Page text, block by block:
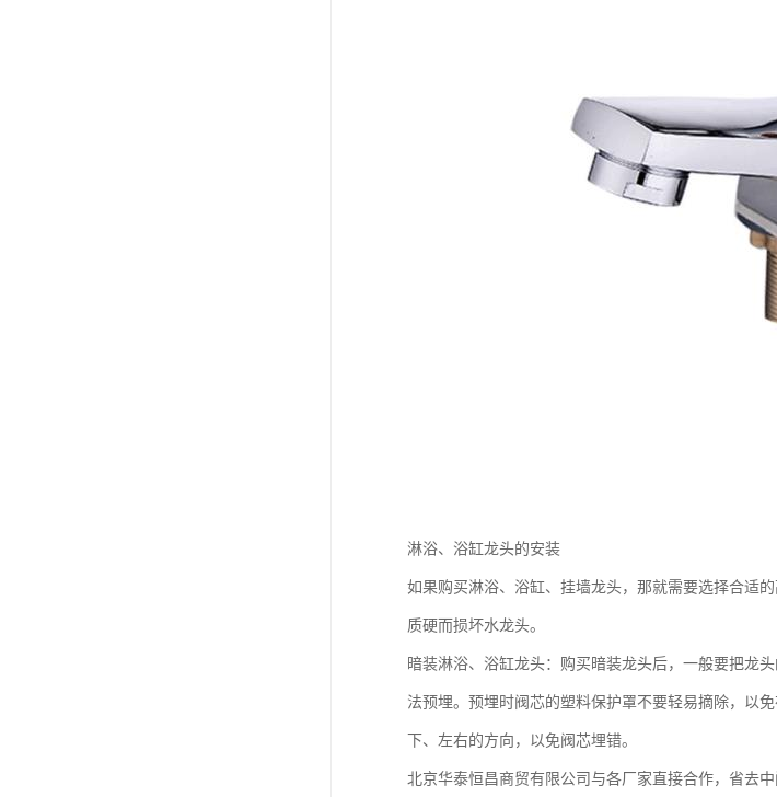
淋浴、浴缸龙头的安装
如果购买淋浴、浴缸、挂墙龙头，那就需要选择合适
质硬而损坏水龙头。
暗装淋浴、浴缸龙头：购买暗装龙头后，一般要把龙
法预埋。预埋时阀芯的塑料保护罩不要轻易摘除，以
下、左右的方向，以免阀芯埋错。
北京华泰恒昌商贸有限公司与各厂家直接合作，省去